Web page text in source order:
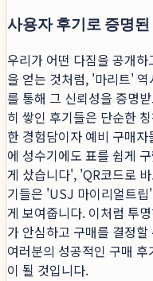
사용자 후기로 증명
우리가 어떤 다짐을 공개
을 얻는 것처럼, '마리트'
를 통해 그 신뢰성을 증명
히 쌓인 후기들은 단순한
한 경험담이자 예비 구매
에 성수기에도 표를 쉽게
게 샀습니다', 'QR코드로
기들은 'USJ 마이리얼트
게 보여줍니다. 이처럼 투
가 안심하고 구매를 결정
여러분의 성공적인 구매
이 될 것입니다.